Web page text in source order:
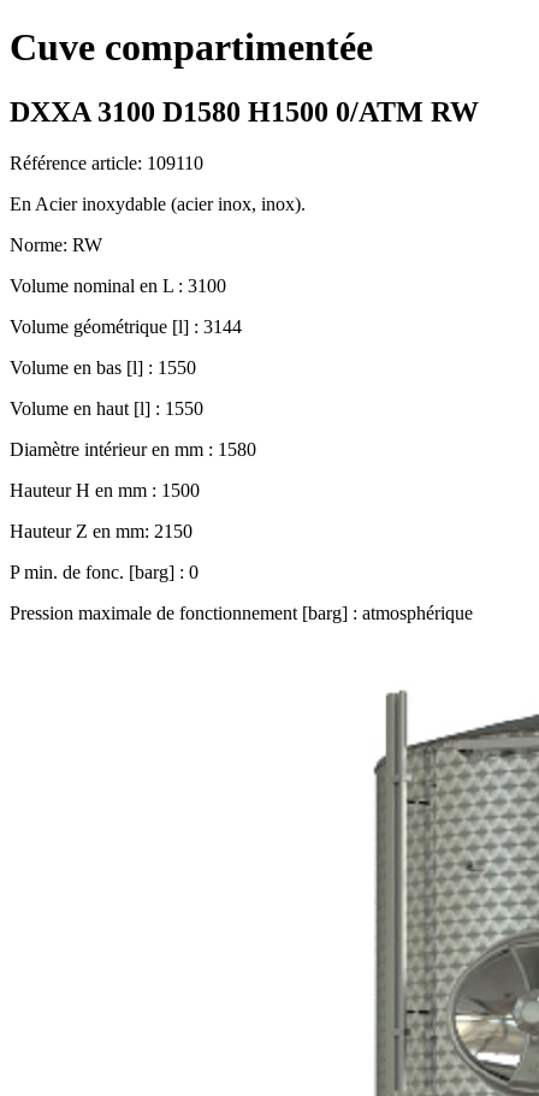
Cuve compartimentée
DXXA 3100 D1580 H1500 0/ATM RW
Référence article: 109110
En Acier inoxydable (acier inox, inox).
Norme: RW
Volume nominal en L : 3100
Volume géométrique [l] : 3144
Volume en bas [l] : 1550
Volume en haut [l] : 1550
Diamètre intérieur en mm : 1580
Hauteur H en mm : 1500
Hauteur Z en mm: 2150
P min. de fonc. [barg] : 0
Pression maximale de fonctionnement [barg] : atmosphérique